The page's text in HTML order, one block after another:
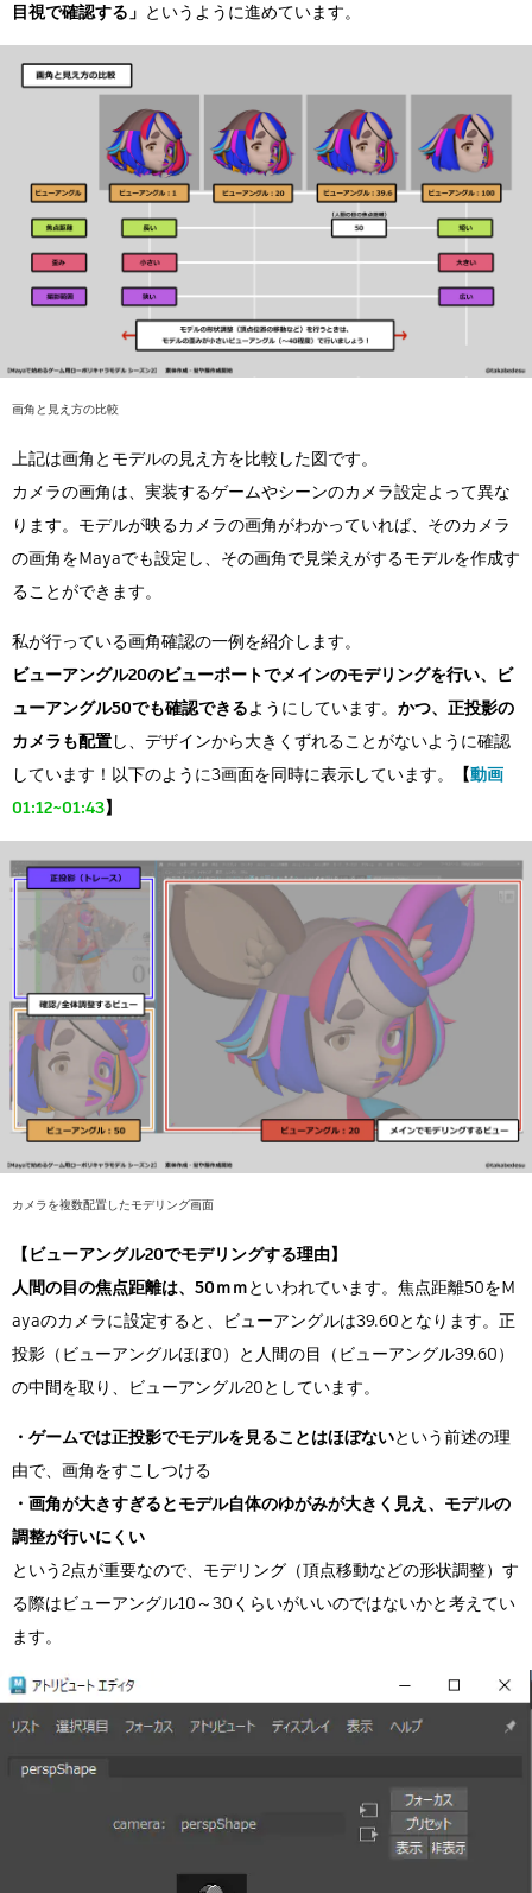
目視で確認する」 というように進めています。
画角と見え方の比較
上記は画角とモデルの見え方を比較した図です。
カメラの画角は、実装するゲームやシーンのカメラ設定よって異な
ります。モデルが映るカメラの画角がわかっていれば、そのカメラ
の画角をMayaでも設定し、その画角で見栄えがするモデルを作成す
ることができます。
私が行っている画角確認の一例を紹介します。
ビューアングル20のビューポートでメインのモデリングを行い、ビ
ューアングル50でも確認できるようにしています。 かつ、正投影の
カメラも配置し、デザインから大きくずれることがないように確認
しています！以下のように3画面を同時に表示しています。
【動画
01:12~01:43】
カメラを複数配置したモデリング画面
【ビューアングル20でモデリングする理由】
人間の目の焦点距離は、50ｍｍといわれています。焦点距離50をM
ayaのカメラに設定すると、ビューアングルは39.60となります。正
投影（ビューアングルほぼ0）と人間の目（ビューアングル39.60）
の中間を取り、ビューアングル20としています。
・ゲームでは正投影でモデルを見ることはほぼないという前述の理
由で、画角をすこしつける
・画角が大きすぎるとモデル自体のゆがみが大きく見え、モデルの
調整が行いにくい
という2点が重要なので、モデリング（頂点移動などの形状調整）す
る際はビューアングル10～30くらいがいいのではないかと考えてい
ます。